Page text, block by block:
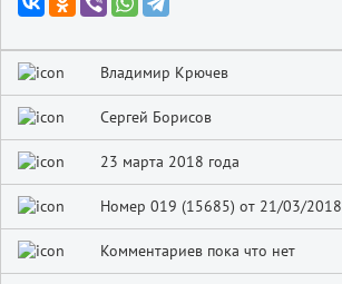
Владимир Крючев
Сергей Борисов
23 марта 2018 года
Номер 019 (15685) от 21/03/2018
Комментариев пока что нет